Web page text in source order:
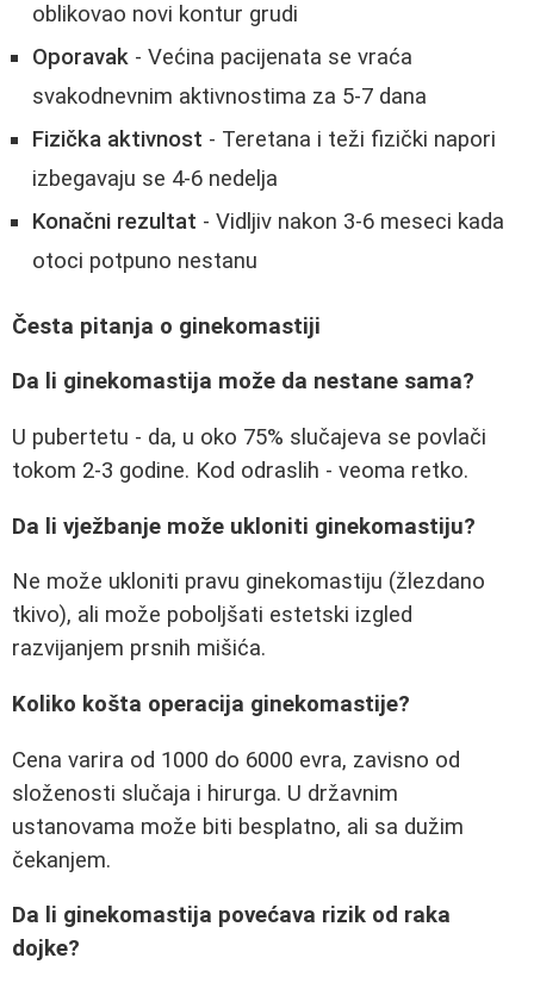
oblikovao novi kontur grudi
Oporavak - Većina pacijenata se vraća
svakodnevnim aktivnostima za 5-7 dana
Fizička aktivnost - Teretana i teži fizički napori
izbegavaju se 4-6 nedelja
Konačni rezultat - Vidljiv nakon 3-6 meseci kada
otoci potpuno nestanu
Česta pitanja o ginekomastiji
Da li ginekomastija može da nestane sama?
U pubertetu - da, u oko 75% slučajeva se povlači
tokom 2-3 godine. Kod odraslih - veoma retko.
Da li vježbanje može ukloniti ginekomastiju?
Ne može ukloniti pravu ginekomastiju (žlezdano
tkivo), ali može poboljšati estetski izgled
razvijanjem prsnih mišića.
Koliko košta operacija ginekomastije?
Cena varira od 1000 do 6000 evra, zavisno od
složenosti slučaja i hirurga. U državnim
ustanovama može biti besplatno, ali sa dužim
čekanjem.
Da li ginekomastija povećava rizik od raka
dojke?